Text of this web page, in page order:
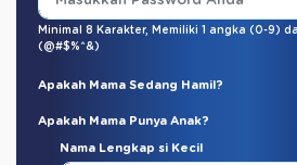
Minimal 8 Karakter, Memiliki 1 angka (0-9)
(@#$%^&)
Apakah Mama Sedang Hamil?
Apakah Mama Punya Anak?
Nama Lengkap si Kecil